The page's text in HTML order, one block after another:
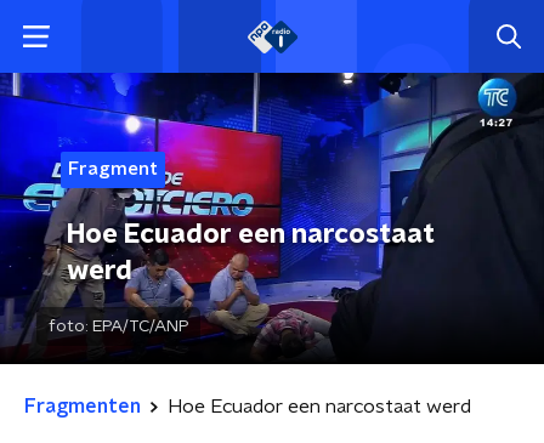
Fragment
Hoe Ecuador een narcostaat
werd
foto: EPA/TC/ANP
Fragmenten Hoe Ecuador een narcostaat werd